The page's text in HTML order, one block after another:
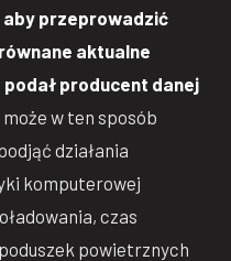
przeprowadzić
aktualne
producent danej
w ten sposób
działania
komputerowej
czas
powietrznych